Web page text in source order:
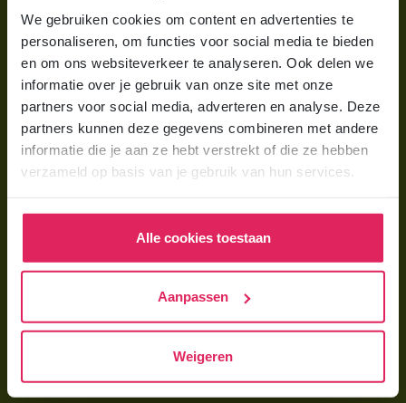
We gebruiken cookies om content en advertenties te
personaliseren, om functies voor social media te bieden
en om ons websiteverkeer te analyseren. Ook delen we
informatie over je gebruik van onze site met onze
partners voor social media, adverteren en analyse. Deze
partners kunnen deze gegevens combineren met andere
informatie die je aan ze hebt verstrekt of die ze hebben
verzameld op basis van je gebruik van hun services.
Alle cookies toestaan
Aanpassen
Weigeren
Wat kost een gastouder?
Hoe vind ik een gastouder?
Voor gastouders
Gastouder worden bij 4Kids
Hoe vind ik gastkinderen?
Wat verdient een gastouder?